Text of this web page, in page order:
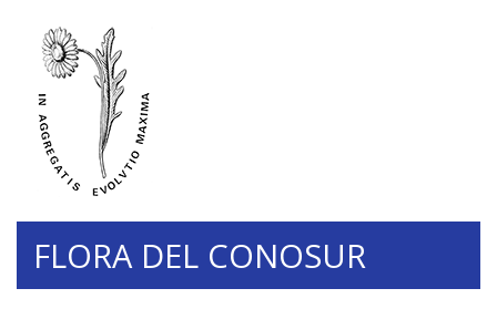
FLORA DEL CONOSUR